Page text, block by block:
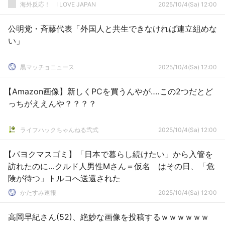
海外反応！ I LOVE JAPAN 2025/10/4(Sa) 12:00
公明党・斉藤代表「外国人と共生できなければ連立組めな
い」
黒マッチョニュース 2025/10/4(Sa) 12:00
【Amazon画像】新しくPCを買うんやが‥‥この2つだとど
っちがええんや？？？？
ライフハックちゃんねる弐式 2025/10/4(Sa) 12:00
【パヨクマスゴミ】「日本で暮らし続けたい」から入管を
訪れたのに…クルド人男性Mさん＝仮名 はその日、「危
険が待つ」トルコへ送還された
かたすみ速報 2025/10/4(Sa) 12:00
高岡早紀さん(52)、絶妙な画像を投稿するｗｗｗｗｗｗ